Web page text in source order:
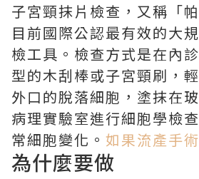
子宮頸抹片檢查，又稱「
目前國際公認最有效的大
檢工具。檢查方式是在內
型的木刮棒或子宮頸刷，
外口的脫落細胞，塗抹在
病理實驗室進行細胞學檢
常細胞變化。 如果流產手
為什麼要做